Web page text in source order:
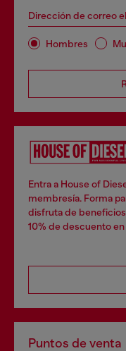
Dirección de correo
Hombres
Entra a House of
membresía. Forma
disfruta de beneficios
10% de descuento
Puntos de venta